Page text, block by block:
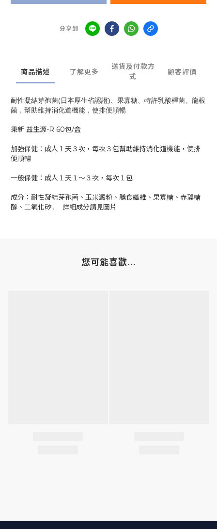
分享到
商品描述 了解更多
送貨及付款方
式
顧客評價
耐性凝結芽孢菌(日本厚生省認證)、果寡糖、特許乳酸桿菌、龍根
菌，幫助維持消化道機能，使排便順暢
秉新 益生源-R 60包/盒
加強保健：成人１天３次，每次３包幫助維持消化道機能，使排
便順暢
一般保健：成人１天１～３次，每次１包
成分：耐性凝結芽孢菌、玉米澱粉、膳食纖維、果寡糖、赤藻糖
醇、二氧化矽… 詳細成分請見圖片
您可能喜歡...